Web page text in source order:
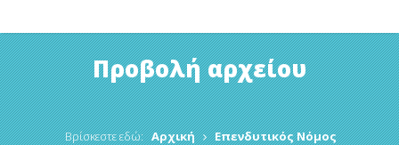
Προβολή αρχείου
Βρίσκεστε εδώ: Αρχική
Επενδυτικός Νόμος